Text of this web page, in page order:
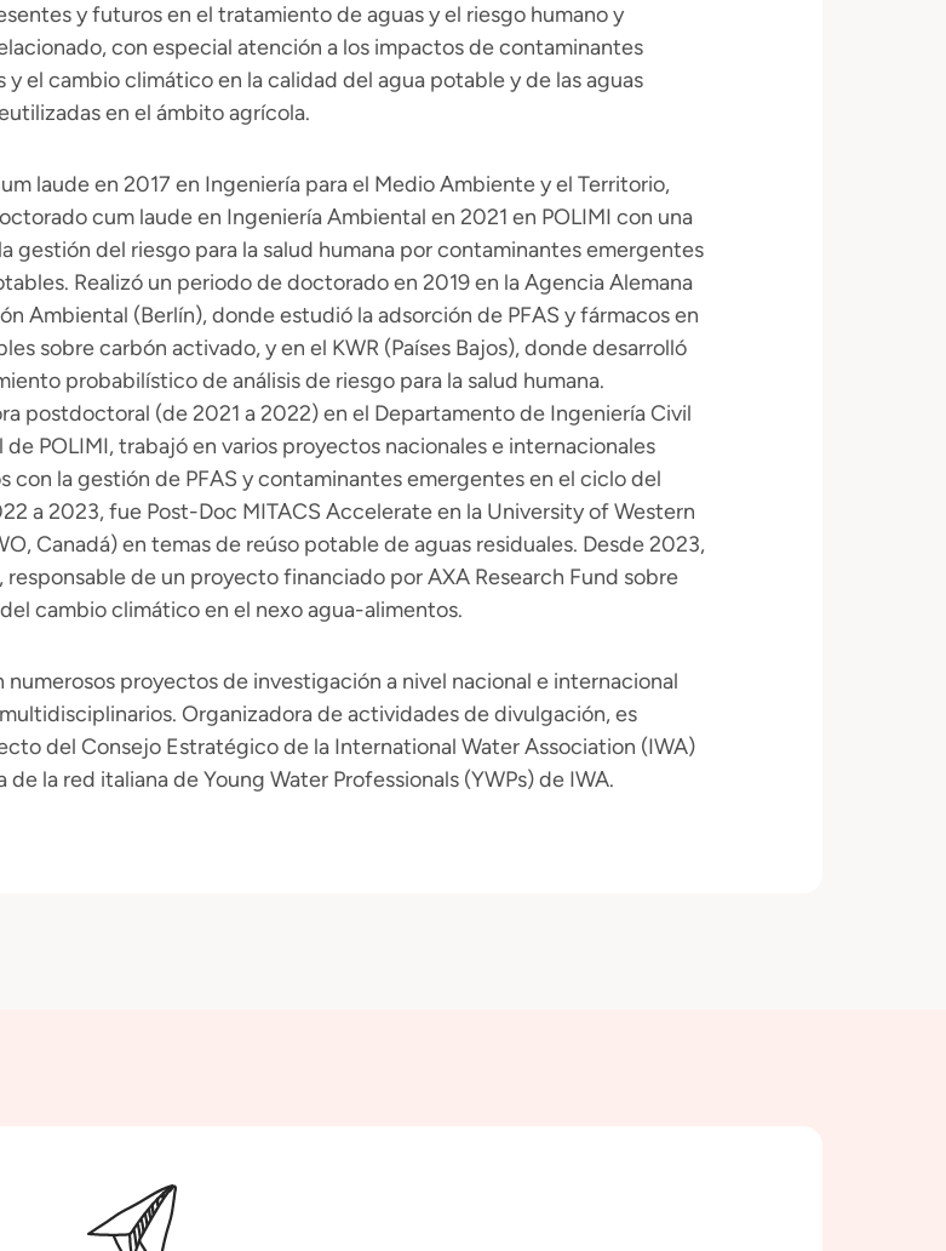
y futuros en el tratamiento de aguas y el riesgo humano y
con especial atención a los impactos de contaminantes
y el cambio climático en la calidad del agua potable y de las aguas
en el ámbito agrícola.
laude en 2017 en Ingeniería para el Medio Ambiente y el Territorio,
cum laude en Ingeniería Ambiental en 2021 en POLIMI con una
gestión del riesgo para la salud humana por contaminantes emergentes
Realizó un periodo de doctorado en 2019 en la Agencia Alemana
Ambiental (Berlín), donde estudió la adsorción de PFAS y fármacos en
sobre carbón activado, y en el KWR (Países Bajos), donde desarrolló
probabilístico de análisis de riesgo para la salud humana.
postdoctoral (de 2021 a 2022) en el Departamento de Ingeniería Civil
POLIMI, trabajó en varios proyectos nacionales e internacionales
con la gestión de PFAS y contaminantes emergentes en el ciclo del
a 2023, fue Post-Doc MITACS Accelerate en la University of Western
Canadá) en temas de reúso potable de aguas residuales. Desde 2023,
responsable de un proyecto financiado por AXA Research Fund sobre
cambio climático en el nexo agua-alimentos.
numerosos proyectos de investigación a nivel nacional e internacional
Organizadora de actividades de divulgación, es
del Consejo Estratégico de la International Water Association (IWA)
de la red italiana de Young Water Professionals (YWPs) de IWA.